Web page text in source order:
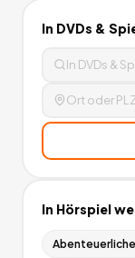
In DVDs &
In Hörspiel